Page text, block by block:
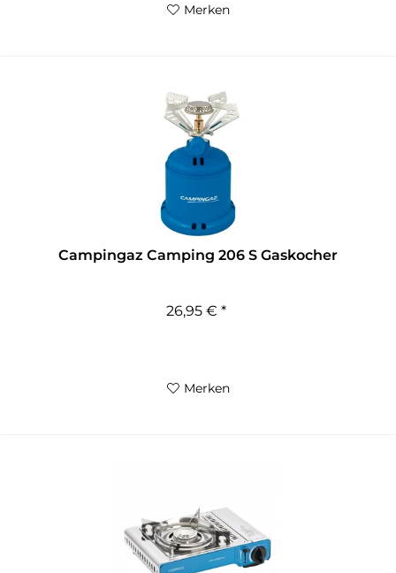
Merken
Campingaz Camping 206 S Gaskocher
26,95 € *
Merken